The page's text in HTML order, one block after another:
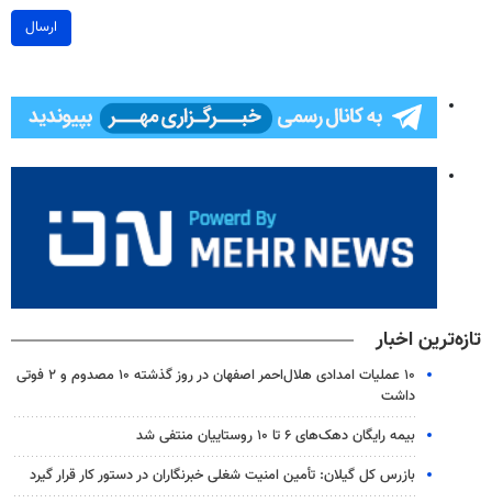
ارسال
تازه‌ترین اخبار
۱۰ عملیات امدادی هلال‌احمر اصفهان در روز گذشته ۱۰ مصدوم و ۲ فوتی
داشت
بیمه رایگان دهک‌های ۶ تا ۱۰ روستاییان منتفی شد
بازرس کل گیلان: تأمین امنیت شغلی خبرنگاران در دستور کار قرار گیرد